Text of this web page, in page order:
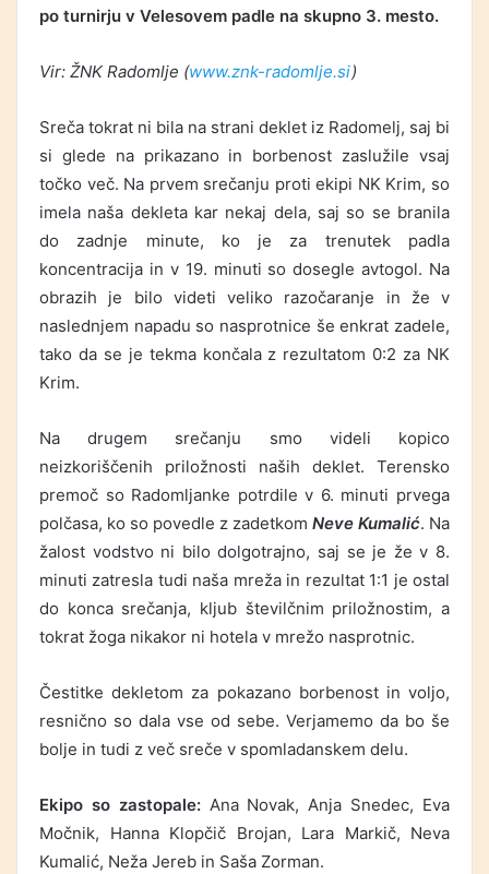
po turnirju v Velesovem padle na skupno 3. mesto.
Vir: ŽNK Radomlje (www.znk-radomlje.si)
Sreča tokrat ni bila na strani deklet iz Radomelj, saj bi
si glede na prikazano in borbenost zaslužile vsaj
točko več. Na prvem srečanju proti ekipi NK Krim, so
imela naša dekleta kar nekaj dela, saj so se branila
do zadnje minute, ko je za trenutek padla
koncentracija in v 19. minuti so dosegle avtogol. Na
obrazih je bilo videti veliko razočaranje in že v
naslednjem napadu so nasprotnice še enkrat zadele,
tako da se je tekma končala z rezultatom 0:2 za NK
Krim.
Na drugem srečanju smo videli kopico
neizkoriščenih priložnosti naših deklet. Terensko
premoč so Radomljanke potrdile v 6. minuti prvega
polčasa, ko so povedle z zadetkom Neve Kumalić. Na
žalost vodstvo ni bilo dolgotrajno, saj se je že v 8.
minuti zatresla tudi naša mreža in rezultat 1:1 je ostal
do konca srečanja, kljub številčnim priložnostim, a
tokrat žoga nikakor ni hotela v mrežo nasprotnic.
Čestitke dekletom za pokazano borbenost in voljo,
resnično so dala vse od sebe. Verjamemo da bo še
bolje in tudi z več sreče v spomladanskem delu.
Ekipo so zastopale: Ana Novak, Anja Snedec, Eva
Močnik, Hanna Klopčič Brojan, Lara Markič, Neva
Kumalić, Neža Jereb in Saša Zorman.